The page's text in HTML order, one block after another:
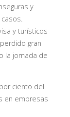
y
y turísticos
gran
la jornada de
ciento del
en empresas